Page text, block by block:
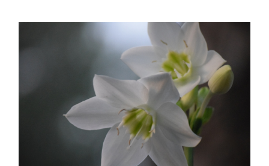
ARTE FLORAL